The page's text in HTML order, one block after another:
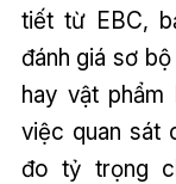
tiết từ EBC,
đánh giá sơ
hay vật
việc quan sát
đo tỷ trọng